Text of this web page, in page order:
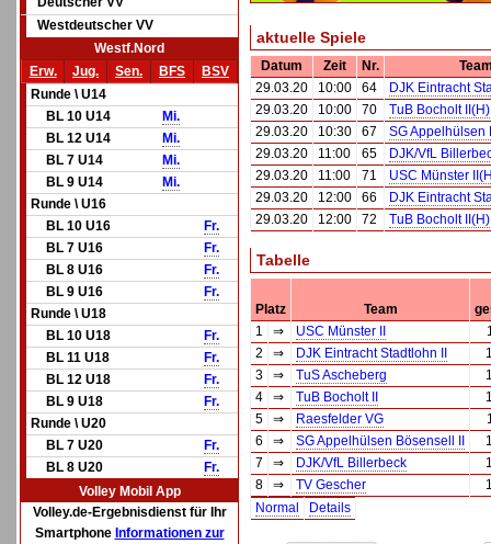
Westdeutscher VV
Westf.Nord
Erw.
Jug. Sen. BFS
BSV
Runde \ U14
BL 10 U14
Mi.
BL 12 U14
Mi.
BL 7 U14
Mi.
BL 9 U14
Mi.
Runde \ U16
BL 10 U16
Fr.
BL 7 U16
Fr.
BL 8 U16
Fr.
BL 9 U16
Fr.
Runde \ U18
BL 10 U18
Fr.
BL 11 U18
Fr.
BL 12 U18
Fr.
BL 9 U18
Fr.
Runde \ U20
BL 7 U20
Fr.
BL 8 U20
Fr.
Volley Mobil App
Volley.de-Ergebnisdienst für Ihr
Smartphone Informationen zur
aktuelle Spiele
Datum Zeit Nr.
29.03.20
10:00 64
DJK Eintracht
29.03.20
10:00 70
TuB Bocholt II(H)
29.03.20
10:30 67
SG Appelhülsen
29.03.20
11:00 65
DJK/VfL
29.03.20
11:00 71
USC Münster
29.03.20
12:00 66
DJK Eintracht
29.03.20
12:00 72 TuB Bocholt II(H)
Tabelle
Platz Team
1
⇒ USC Münster II
2
⇒ DJK Eintracht Stadtlohn II
3
⇒ TuS Ascheberg
4
⇒ TuB Bocholt II
5
⇒ Raesfelder VG
6
⇒ SG Appelhülsen Bösensell II
7
⇒ DJK/VfL Billerbeck
8
⇒ TV Gescher
Normal
Details